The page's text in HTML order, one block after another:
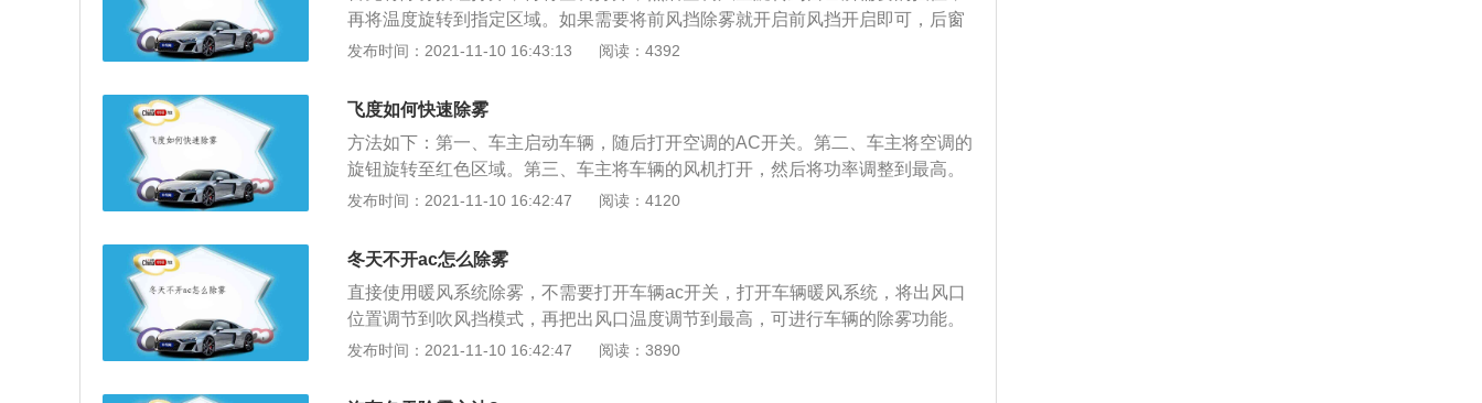
践中，除雾的速度将非常慢，唯一的好处是，除雾完成后，就不会再被雾化了。
再将温度旋转到指定区域。如果需要将前风挡除雾就开启前风挡开启即可，后窗
除雾按下后风挡和后视镜加热就可以了。车前风窗除雾操作也要分为两种具体情
气就可以了。将空调向前挡风玻璃吹；关闭车窗，开启外循环；2、下雨天的时
候，车外空气的湿度比较大，需要开启空调的方法：气流调向前挡风玻璃，关闭
车窗，调成内循环，打开空调，降低车内湿度，吹散舞雾气即可。
发布时间：2021-11-10 16:43:13 阅读：4392
飞度如何快速除雾
方法如下：第一、车主启动车辆，随后打开空调的AC开关。第二、车主将空调的
旋钮旋转至红色区域。第三、车主将车辆的风机打开，然后将功率调整到最高。
第四、将空调吹风的方向调整到前挡吹风，这样即可将雾气快速去除。如果车主
个方式可以将车辆后挡风玻璃上的雾气去除。当车主在冬天行车的时候，一定要
保持除霜功能的开启状态，否则将无法获得清晰的驾驶视野，而无法获得清晰的
驾驶视野，很容易在行车途中造成危险。车辆上的雾气之所以形成，原因很简
单：环境温度较低，导致车辆挡风玻璃温度较低，而车内温度较高，自然就会导
致车辆挡风玻璃上升起雾气。
发布时间：2021-11-10 16:42:47 阅读：4120
冬天不开ac怎么除雾
直接使用暖风系统除雾，不需要打开车辆ac开关，打开车辆暖风系统，将出风口
位置调节到吹风挡模式，再把出风口温度调节到最高，可进行车辆的除雾功能。
需要注意，功能开启需要将机动车辆启动，否则无法使用。机动车辆在冬天行驶
温度会逐渐的升高，当车内的空气温度大于湿度时，车内的水分子便不会凝结成
发布时间：2021-11-10 16:42:47 阅读：3890